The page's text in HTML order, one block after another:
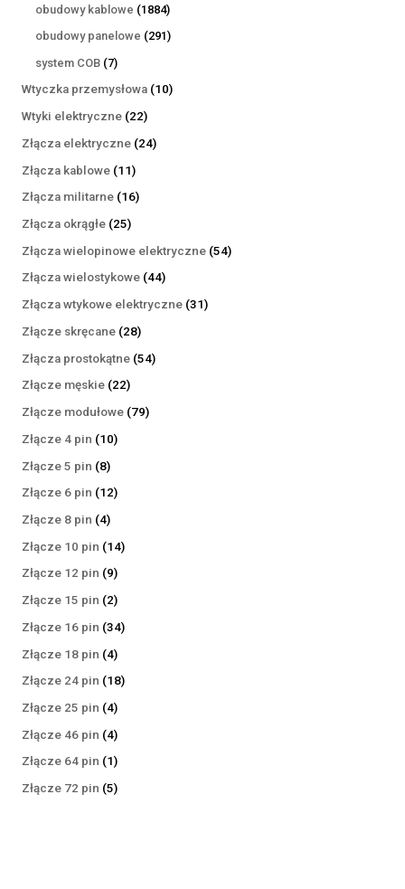
obudowy kablowe 18841884
produkty
obudowy panelowe 291291
system COB 77
produktów
Wtyczka przemysłowa 1010
Wtyki elektryczne 2222
produkty
Złącza elektryczne 2424
Złącza kablowe 1111
produktów
Złącza militarne 1616
Złącza okrągłe 2525
produktów
Złącza wielopinowe elektryczne 5454
Złącza wielostykowe 4444
produkty
Złącza wtykowe elektryczne 3131
Złącze skręcane 2828
produktów
Złącza prostokątne 5454
Złącze męskie 2222
produkty
Złącze modułowe 7979
Złącze 4 pin 1010
Złącze 5 pin 88
produktów
Złącze 6 pin 1212
Złącze 8 pin 44
produkty
Złącze 10 pin 1414
Złącze 12 pin 99
produktów
Złącze 15 pin 22
produkty
Złącze 16 pin 3434
Złącze 18 pin 44
produkty
Złącze 24 pin 1818
Złącze 25 pin 44
produkty
Złącze 46 pin 44
produkty
Złącze 64 pin 11
produkt
Złącze 72 pin 55